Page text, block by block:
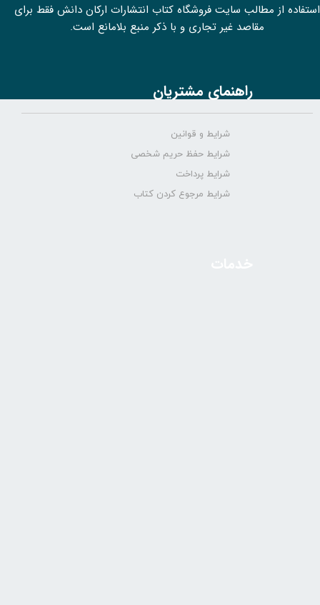
استفاده از مطالب سايت فروشگاه کتاب انتشارات ارکان دانش فقط برای
مقاصد غیر تجاری و با ذکر منبع بلامانع است.
راهنمای مشتریان
شرایط و قوانین
شرایط حفظ حریم شخصی
شرایط پرداخت
شرایط مرجوع کردن کتاب